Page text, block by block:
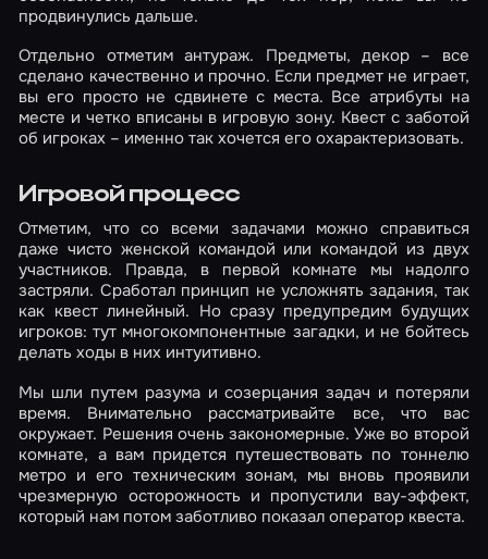
продвинулись дальше.
Отдельно отметим антураж. Предметы, декор – все
сделано качественно и прочно. Если предмет не играет,
вы его просто не сдвинете с места. Все атрибуты на
месте и четко вписаны в игровую зону. Квест с заботой
об игроках – именно так хочется его охарактеризовать.
Игровой процесс
Отметим, что со всеми задачами можно справиться
даже чисто женской командой или командой из двух
участников. Правда, в первой комнате мы надолго
застряли. Сработал принцип не усложнять задания, так
как квест линейный. Но сразу предупредим будущих
игроков: тут многокомпонентные загадки, и не бойтесь
делать ходы в них интуитивно.
Мы шли путем разума и созерцания задач и потеряли
время. Внимательно рассматривайте все, что вас
окружает. Решения очень закономерные. Уже во второй
комнате, а вам придется путешествовать по тоннелю
метро и его техническим зонам, мы вновь проявили
чрезмерную осторожность и пропустили вау-эффект,
который нам потом заботливо показал оператор квеста.